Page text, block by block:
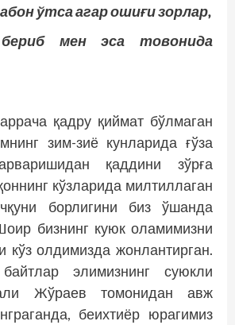
ўтса агар ошиғи зорлар,
мен эса товонида
қадру қиймат бўлмаган
зим-зиё кунларида ғўза
қаддини зўрға
кўзларида милтиллаган
борлигини биз ўшанда
бизнинг куюк оламимизни
кўз олдимизда жонлантирган.
элимизнинг суюкли
Жўраев томонидан авж
беихтиёр юрагимиз